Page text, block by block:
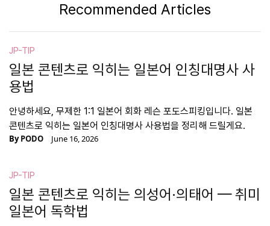
Recommended Articles
JP-TIP
일본 콘텐츠로 익히는 일본어 인칭대명사 사
용법
안녕하세요, 무제한 1:1 일본어 회화 레슨 포도스피킹입니다. 일본
콘텐츠로 익히는 일본어 인칭대명사 사용법을 정리해 드릴게요.
ByPODO June 16, 2026
JP-TIP
일본 콘텐츠로 익히는 의성어·의태어 — 취미
일본어 독학법